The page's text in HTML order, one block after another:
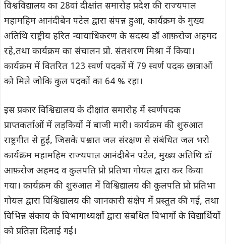
विश्वविद्यालय का 28वां दीक्षांत समारोह प्रदेश की राज्यपाल
महामहिम आनंदीबेन पटेल द्वारा संपन्न हुआ, कार्यक्रम के मुख्य
अतिथि राष्ट्रीय हरित न्यायाधिकरण के सदस्य डॉ आफ़रोज अहमद
रहे,तथा कार्यक्रम का संचालन प्रो. संतशरण मिश्रा नें किया।
कार्यक्रम में वितरित 123 स्वर्ण पदकों में 79 स्वर्ण पदक छात्राओं
को मिले जोकि कुल पदकों का 64 % रहा।
इस प्रकार विश्विद्यालय के दीक्षांत समारोह में स्वर्णपदक
प्राप्तकर्ताओं में लड़कियों नें बाजी मारी। कार्यक्रम की शुरुआत
राष्ट्रगीत से हुई, जिसके पश्चात जल संरक्षण से संबंधित जल भरो
कार्यक्रम महामहिम राज्यपाल आनंदीबेन पटेल, मुख्य अतिथि डॉ
आफ़रोज अहमद व कुलपति प्रो प्रतिभा गोयल द्वारा कर किया
गया। कार्यक्रम की शुरुआत में विश्विद्यालय की कुलपति प्रो प्रतिभा
गोयल द्वारा विश्विद्यालय की जानकारी संक्षेप में प्रस्तुत की गई, तथा
विभिन्न संकाय के विभागाध्यक्षों द्वारा संबंधित विभागों के विद्यार्थियों
को प्रतिज्ञा दिलाई गई।